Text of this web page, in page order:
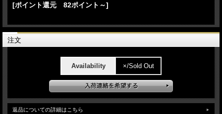
[ポイント還元 82ポイント～]
注文
Availability ×/Sold Out
返品についての詳細はこちら